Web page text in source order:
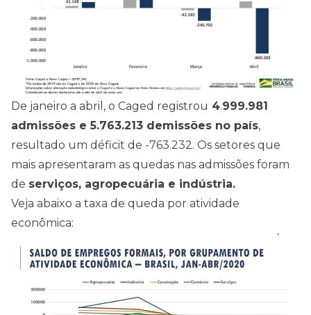
De janeiro a abril, o Caged registrou 4.999.981
admissões e 5.763.213 demissões no país,
resultado um déficit de -763.232. Os setores que
mais apresentaram as quedas nas admissões foram
de serviços, agropecuária e indústria.
Veja abaixo a taxa de queda por atividade
econômica: